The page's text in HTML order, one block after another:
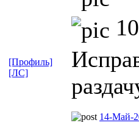
[Профиль]
[ЛС]
14-Май-